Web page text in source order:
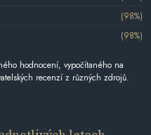
(98%)
(98%)
hodnocení, vypočítaného na
recenzí z různých zdrojů.